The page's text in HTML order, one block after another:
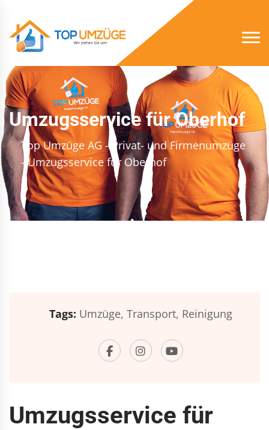
Umzugsservice für Oberhof
Top Umzüge AG - Privat- und Firmenumzüge
- Umzugsservice für Oberhof
Tags: Umzüge, Transport, Reinigung
Umzugsservice für